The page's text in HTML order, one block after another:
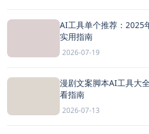
AI工具单个推荐：2025
实用指南
2026-07-19
漫剧文案脚本AI工具大
看指南
2026-07-13